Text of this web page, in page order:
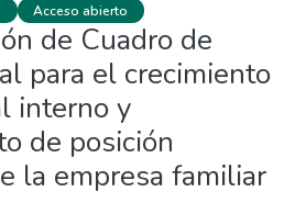
Acceso abierto
de Cuadro de
para el crecimiento
interno y
de posición
la empresa familiar